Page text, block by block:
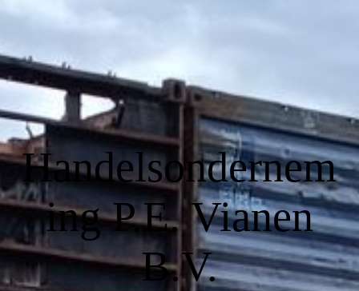
Handelsondernem
ing P.E. Vianen
B.V.